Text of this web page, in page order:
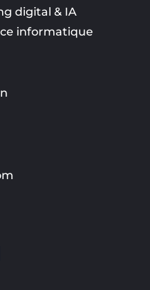
digital & IA
informatique